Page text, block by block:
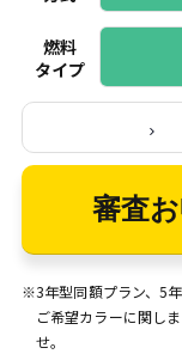
燃料
タイプ
審査
※3年型同額プラン、5
ご希望カラーに関し
せ。